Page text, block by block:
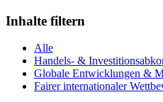
Inhalte filtern
Alle
Handels- &
Globale Entwicklungen &
Fairer internationaler